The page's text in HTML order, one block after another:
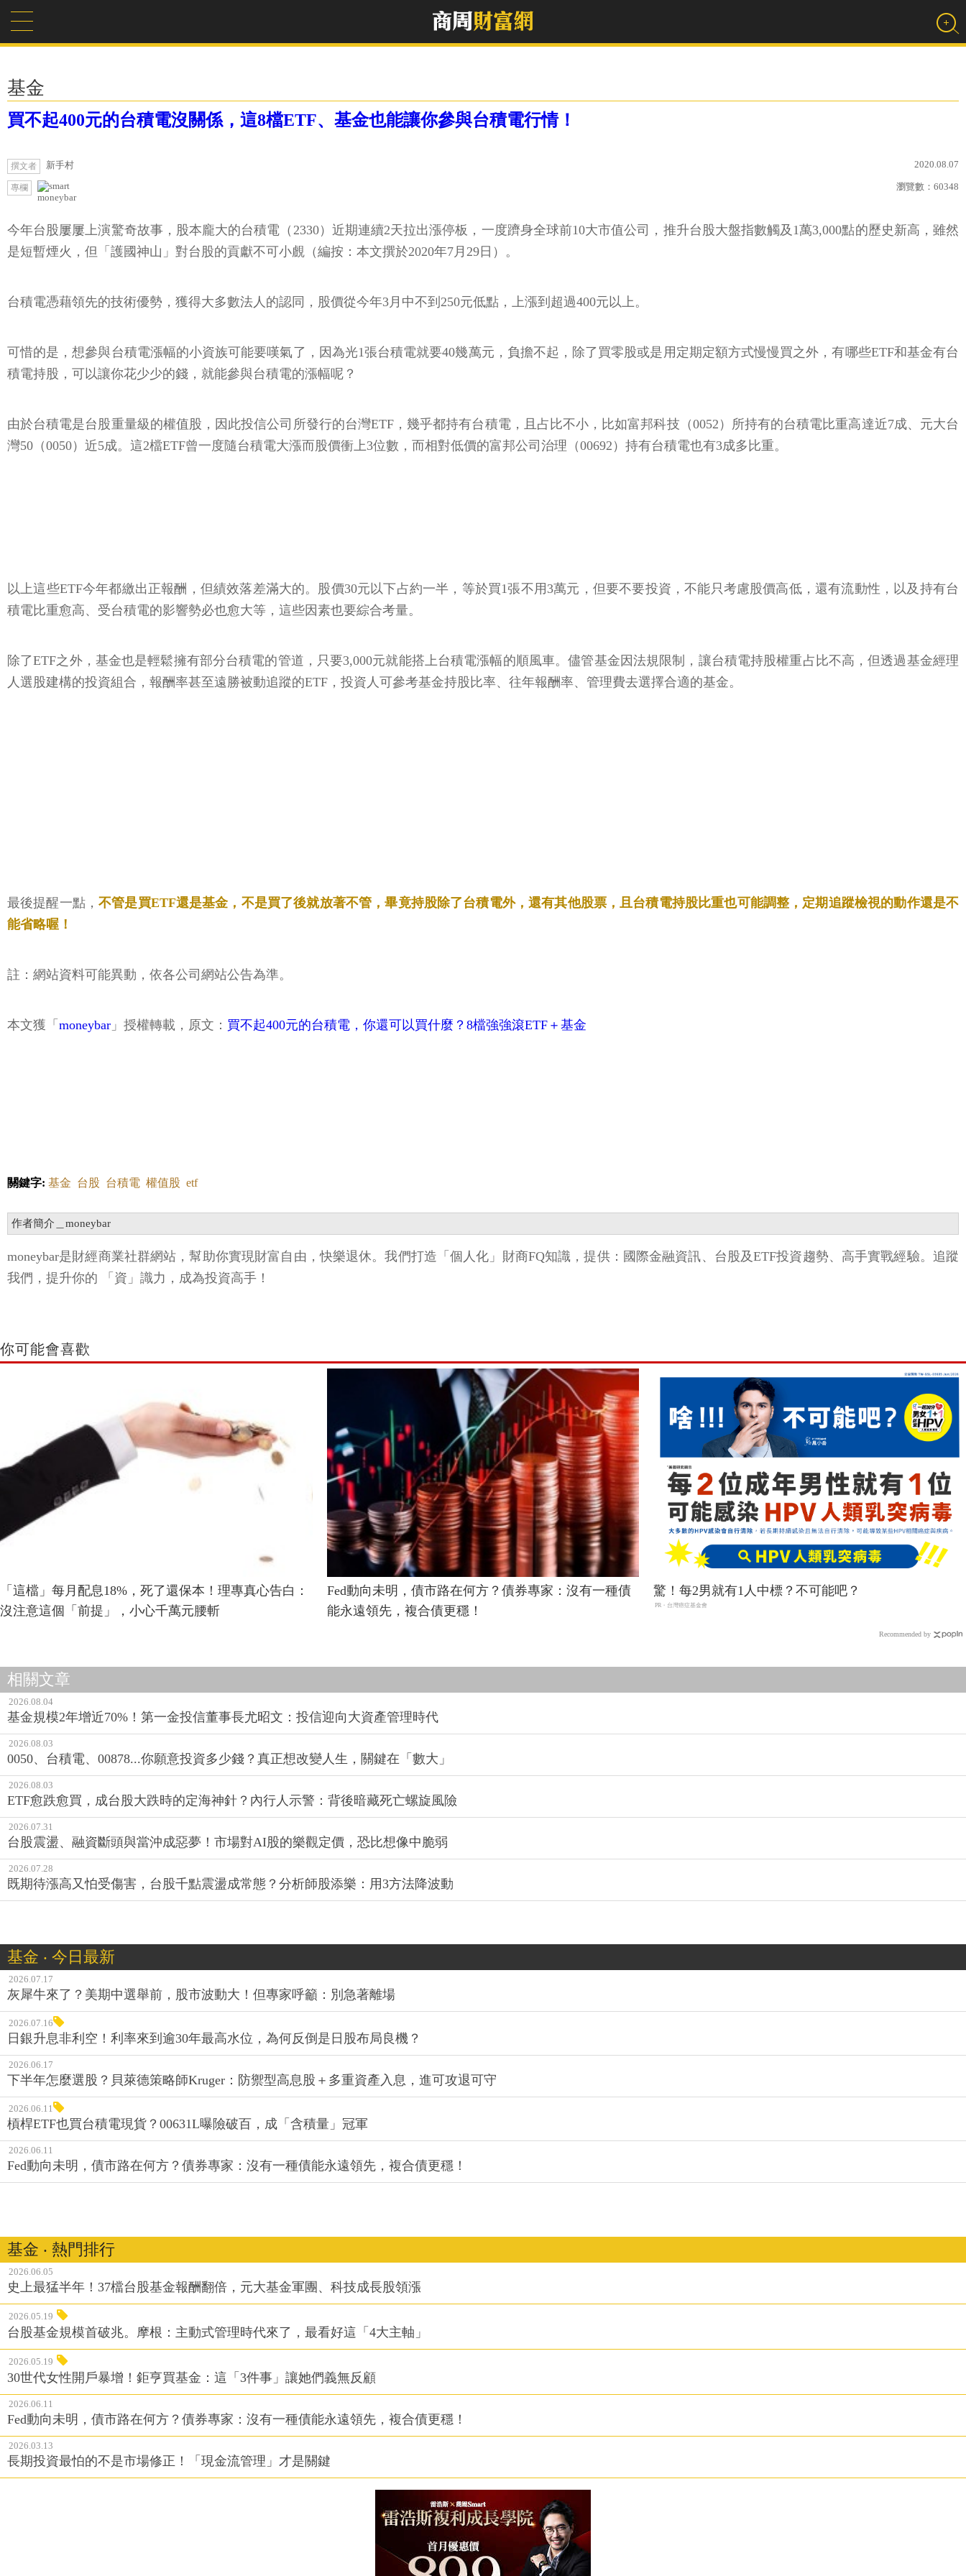
基金
買不起400元的台積電沒關係，這8檔ETF、基金也能讓你參與台積電行情！
撰文者 新手村 2020.08.07
專欄
moneybar
瀏覽數： 60348
今年台股屢屢上演驚奇故事，股本龐大的台積電（2330）近期連續2天拉出漲停板，一度躋身全球前10大市值公司，推升台股大盤指數觸及1萬3,000點的歷史新高，雖然
是短暫煙火，但「護國神山」對台股的貢獻不可小覻（編按：本文撰於2020年7月29日）。
台積電憑藉領先的技術優勢，獲得大多數法人的認同，股價從今年3月中不到250元低點，上漲到超過400元以上。
可惜的是，想參與台積電漲幅的小資族可能要嘆氣了，因為光1張台積電就要40幾萬元，負擔不起，除了買零股或是用定期定額方式慢慢買之外，有哪些ETF和基金有台
積電持股，可以讓你花少少的錢，就能參與台積電的漲幅呢？
由於台積電是台股重量級的權值股，因此投信公司所發行的台灣ETF，幾乎都持有台積電，且占比不小，比如富邦科技（0052）所持有的台積電比重高達近7成、元大台
灣50（0050）近5成。這2檔ETF曾一度隨台積電大漲而股價衝上3位數，而相對低價的富邦公司治理（00692）持有台積電也有3成多比重。
以上這些ETF今年都繳出正報酬，但績效落差滿大的。股價30元以下占約一半，等於買1張不用3萬元，但要不要投資，不能只考慮股價高低，還有流動性，以及持有台
積電比重愈高、受台積電的影響勢必也愈大等，這些因素也要綜合考量。
除了ETF之外，基金也是輕鬆擁有部分台積電的管道，只要3,000元就能搭上台積電漲幅的順風車。儘管基金因法規限制，讓台積電持股權重占比不高，但透過基金經理
人選股建構的投資組合，報酬率甚至遠勝被動追蹤的ETF，投資人可參考基金持股比率、往年報酬率、管理費去選擇合適的基金。
最後提醒一點，不管是買ETF還是基金，不是買了後就放著不管，畢竟持股除了台積電外，還有其他股票，且台積電持股比重也可能調整，定期追蹤檢視的動作還是不
能省略喔！
註：網站資料可能異動，依各公司網站公告為準。
本文獲「 moneybar 」授權轉載，原文： 買不起400元的台積電，你還可以買什麼？8檔強強滾ETF＋基金
關鍵字: 基金 台股 台積電 權值股 etf
作者簡介＿moneybar
moneybar是財經商業社群網站，幫助你實現財富自由，快樂退休。我們打造「個人化」財商FQ知識，提供：國際金融資訊、台股及ETF投資趨勢、高手實戰經驗。追蹤
我們，提升你的 「資」識力，成為投資高手！
你可能會喜歡
「這檔」每月配息18%，死了還保本！理專真心告白：
沒注意這個「前提」，小心千萬元腰斬
Fed動向未明，債市路在何方？債券專家：沒有一種債
能永遠領先，複合債更穩！
驚！每2男就有1人中標？不可能吧？
PR・台灣癌症基金會
Recommended by
相關文章
2026.08.04
基金規模2年增近70%！第一金投信董事長尤昭文：投信迎向大資產管理時代
2026.08.03
0050、台積電、00878...你願意投資多少錢？真正想改變人生，關鍵在「數大」
2026.08.03
ETF愈跌愈買，成台股大跌時的定海神針？內行人示警：背後暗藏死亡螺旋風險
2026.07.31
台股震盪、融資斷頭與當沖成惡夢！市場對AI股的樂觀定價，恐比想像中脆弱
2026.07.28
既期待漲高又怕受傷害，台股千點震盪成常態？分析師股添樂：用3方法降波動
基金 ‧ 今日最新
2026.07.17
灰犀牛來了？美期中選舉前，股市波動大！但專家呼籲：別急著離場
2026.07.16
日銀升息非利空！利率來到逾30年最高水位，為何反倒是日股布局良機？
2026.06.17
下半年怎麼選股？貝萊德策略師Kruger：防禦型高息股＋多重資產入息，進可攻退可守
2026.06.11
槓桿ETF也買台積電現貨？00631L曝險破百，成「含積量」冠軍
2026.06.11
Fed動向未明，債市路在何方？債券專家：沒有一種債能永遠領先，複合債更穩！
基金 ‧ 熱門排行
2026.06.05
史上最猛半年！37檔台股基金報酬翻倍，元大基金軍團、科技成長股領漲
2026.05.19
台股基金規模首破兆。摩根：主動式管理時代來了，最看好這「4大主軸」
2026.05.19
30世代女性開戶暴增！鉅亨買基金：這「3件事」讓她們義無反顧
2026.06.11
Fed動向未明，債市路在何方？債券專家：沒有一種債能永遠領先，複合債更穩！
2026.03.13
長期投資最怕的不是市場修正！「現金流管理」才是關鍵